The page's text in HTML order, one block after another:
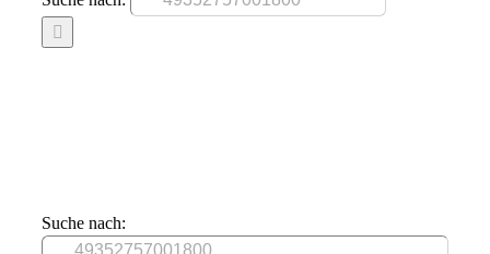
Suche nach: